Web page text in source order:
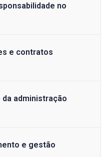
no
e contratos
administração
e gestão